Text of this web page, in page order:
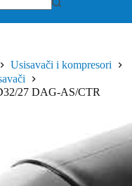
Usisavači i kompresori
27 DAG-AS/CTR